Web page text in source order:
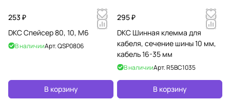
253 ₽
DKC Спейсер 80, 10, М6
В наличииАрт.QSP0806
В корзину
295 ₽
DKC Шинная клемма для
кабеля, сечение шины 10 мм,
кабель 16-35 мм
В наличииАрт.R5BC1035
В корзину